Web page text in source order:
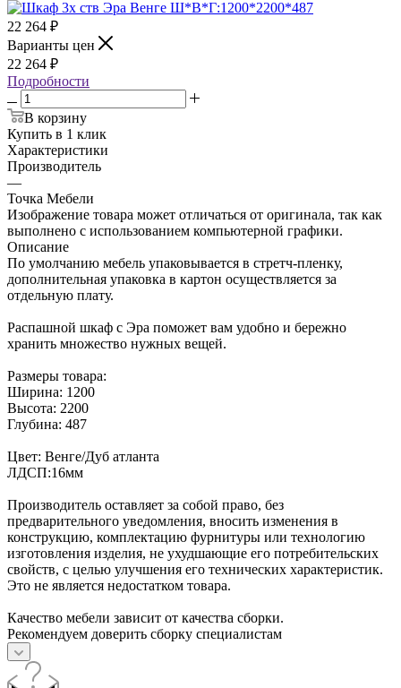
22 264 ₽
Варианты цен
22 264 ₽
Подробности
В корзину
Купить в 1 клик
Характеристики
Производитель
—
Точка Мебели
Изображение товара может отличаться от оригинала, так как
выполнено с использованием компьютерной графики.
Описание
По умолчанию мебель упаковывается в стретч-пленку,
дополнительная упаковка в картон осуществляется за
отдельную плату.
Распашной шкаф с Эра поможет вам удобно и бережно
хранить множество нужных вещей.
Размеры товара:
Ширина: 1200
Высота: 2200
Глубина: 487
Цвет: Венге/Дуб атланта
ЛДСП:16мм
Производитель оставляет за собой право, без
предварительного уведомления, вносить изменения в
конструкцию, комплектацию фурнитуры или технологию
изготовления изделия, не ухудшающие его потребительских
свойств, с целью улучшения его технических характеристик.
Это не является недостатком товара.
Качество мебели зависит от качества сборки.
Рекомендуем доверить сборку специалистам